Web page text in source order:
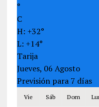
°
C
H: +32°
L: +14°
Tarija
Jueves, 06 Agosto
Previsión para 7 días
Vie Sáb Dom